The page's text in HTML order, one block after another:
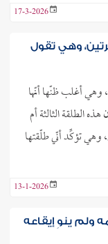
17-3-2026
وهي تقول
أغلب ظنّها أنّها
الطلقة الثالثة أم
وهي تؤكِّد أنّي طلّقتها
13-1-2026
ينوِ إيقاعه